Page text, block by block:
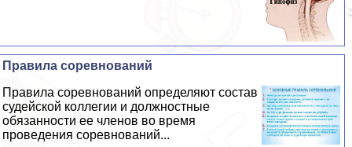
Правила соревнований
Правила соревнований определяют состав
судейской коллегии и должностные
обязанности ее члeнов во время
проведения соревнований...